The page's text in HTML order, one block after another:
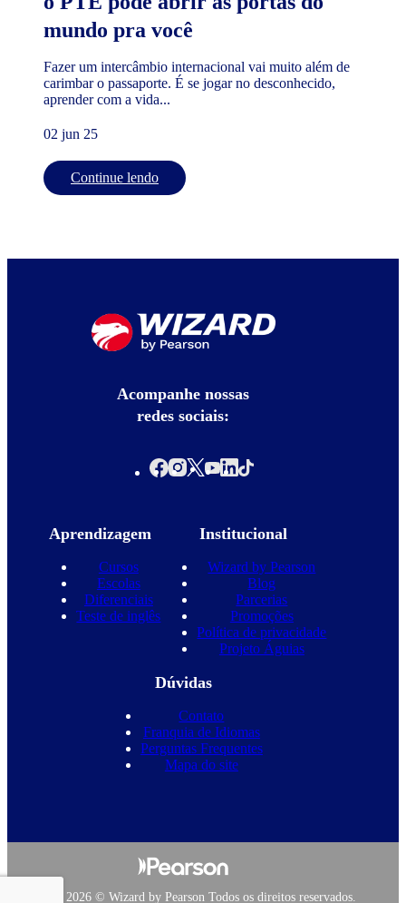
mundo pra você
Fazer um intercâmbio internacional vai muito além de
carimbar o passaporte. É se jogar no desconhecido,
aprender com a vida...
02 jun 25
Continue lendo
Acompanhe nossas
redes sociais:
Aprendizagem
Cursos
Escolas
Diferenciais
Teste de inglês
Institucional
Wizard by Pearson
Blog
Parcerias
Promoções
Política de privacidade
Projeto Águias
Dúvidas
Contato
Franquia de Idiomas
Perguntas Frequentes
Mapa do site
Copyright 2026 © Wizard by Pearson Todos os direitos reservados.